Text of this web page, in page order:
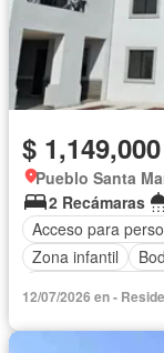
$
Pueblo Santa
2 Recámaras
Acceso para
Zona infantil
12/07/2026 en -